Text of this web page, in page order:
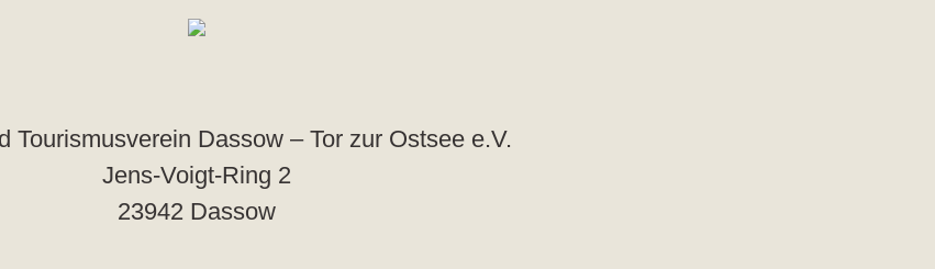
Tourismusverein Dassow – Tor zur Ostsee e.V.
Jens-Voigt-Ring 2
23942 Dassow